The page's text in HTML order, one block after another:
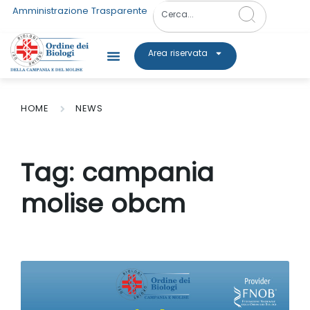
Amministrazione Trasparente
Area riservata
HOME NEWS
Tag: campania
molise obcm